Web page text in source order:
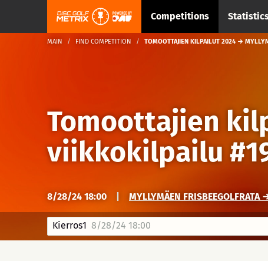
Competitions
MAIN FIND COMPETITION TOMOOTTAJIEN KILPAILUT 2024 →
Tomoottajien
viikkokilpailu
8/28/24 18:00 MYLLYMÄEN FRISBEEGOLFRATA
Kierros1 8/28/24 18:00